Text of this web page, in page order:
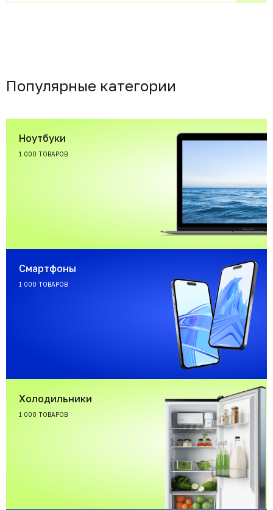
Популярные категории
Ноутбуки
1 000 ТОВАРОВ
Смартфоны
1 000 ТОВАРОВ
Холодильники
1 000 ТОВАРОВ